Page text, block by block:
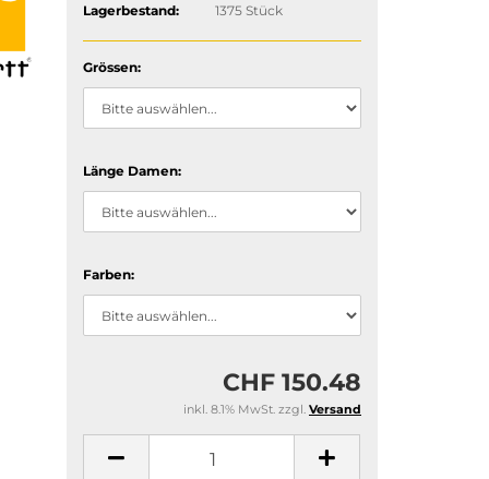
Lagerbestand:
1375Stück
Grössen:
Länge Damen:
Farben:
CHF 150.48
inkl. 8.1% MwSt. zzgl. Versand